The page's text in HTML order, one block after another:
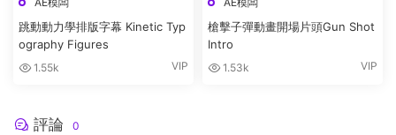
跳動動力學排版字幕 Kinetic Typ
ography Figures
1.55k VIP
槍擊子彈動畫開場片頭Gun Shot
Intro
1.53k VIP
評論 0